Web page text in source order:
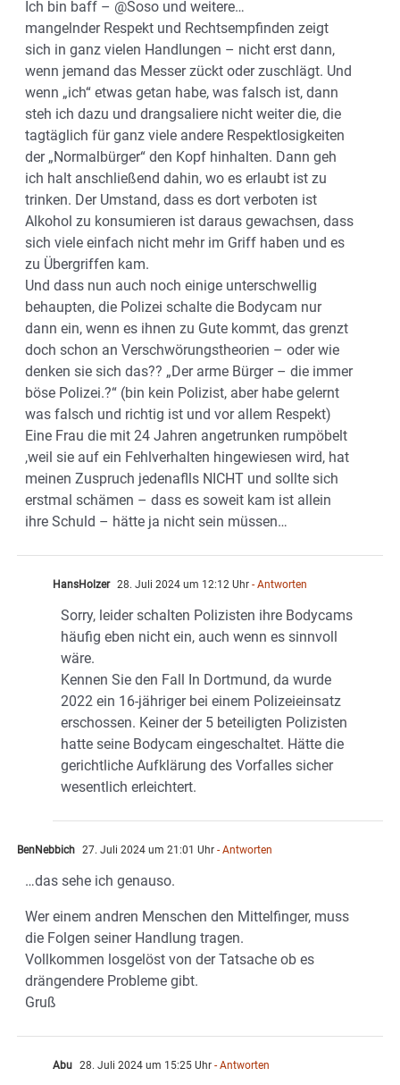
Ich bin baff – @Soso und weitere…
mangelnder Respekt und Rechtsempfinden zeigt
sich in ganz vielen Handlungen – nicht erst dann,
wenn jemand das Messer zückt oder zuschlägt. Und
wenn „ich“ etwas getan habe, was falsch ist, dann
steh ich dazu und drangsaliere nicht weiter die, die
tagtäglich für ganz viele andere Respektlosigkeiten
der „Normalbürger“ den Kopf hinhalten. Dann geh
ich halt anschließend dahin, wo es erlaubt ist zu
trinken. Der Umstand, dass es dort verboten ist
Alkohol zu konsumieren ist daraus gewachsen, dass
sich viele einfach nicht mehr im Griff haben und es
zu Übergriffen kam.
Und dass nun auch noch einige unterschwellig
behaupten, die Polizei schalte die Bodycam nur
dann ein, wenn es ihnen zu Gute kommt, das grenzt
doch schon an Verschwörungstheorien – oder wie
denken sie sich das?? „Der arme Bürger – die immer
böse Polizei.?“ (bin kein Polizist, aber habe gelernt
was falsch und richtig ist und vor allem Respekt)
Eine Frau die mit 24 Jahren angetrunken rumpöbelt
,weil sie auf ein Fehlverhalten hingewiesen wird, hat
meinen Zuspruch jedenaflls NICHT und sollte sich
erstmal schämen – dass es soweit kam ist allein
ihre Schuld – hätte ja nicht sein müssen…
HansHolzer 28. Juli 2024 um 12:12 Uhr - Antworten
Sorry, leider schalten Polizisten ihre Bodycams
häufig eben nicht ein, auch wenn es sinnvoll
wäre.
Kennen Sie den Fall In Dortmund, da wurde
2022 ein 16-jähriger bei einem Polizeieinsatz
erschossen. Keiner der 5 beteiligten Polizisten
hatte seine Bodycam eingeschaltet. Hätte die
gerichtliche Aufklärung des Vorfalles sicher
wesentlich erleichtert.
BenNebbich 27. Juli 2024 um 21:01 Uhr - Antworten
…das sehe ich genauso.
Wer einem andren Menschen den Mittelfinger, muss
die Folgen seiner Handlung tragen.
Vollkommen losgelöst von der Tatsache ob es
drängendere Probleme gibt.
Gruß
Abu 28. Juli 2024 um 15:25 Uhr - Antworten